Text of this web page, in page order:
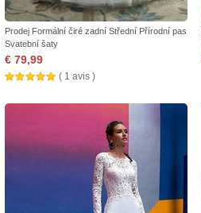
Prodej Formální čiré zadní Střední Přírodní pas
Svatební šaty
€ 79,99
( 1 avis )